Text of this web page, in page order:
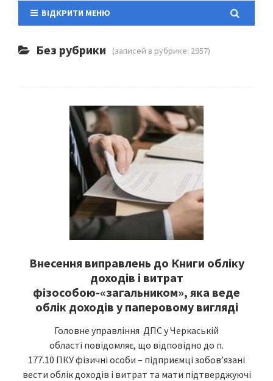
ВІДКРИТИ МЕНЮ
Без рубрики (записей в рубрике: 2957)
Внесення виправлень до Книги обліку
доходів і витрат
фізособою-«загальником», яка веде
облік доходів у паперовому вигляді
Головне управління ДПС у Черкаській
області повідомляє, що відповідно до п.
177.10 ПКУ фізичні особи – підприємці зобов’язані
вести облік доходів і витрат та мати підтверджуючі